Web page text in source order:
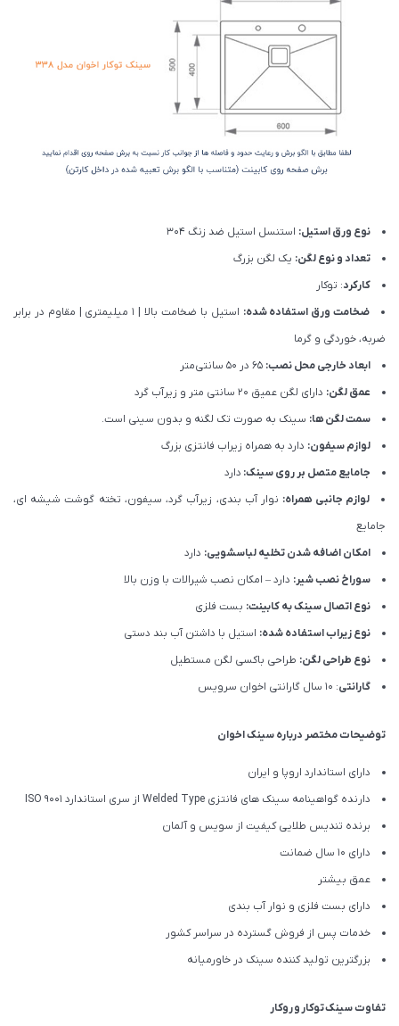
نوع ورق استیل: استنسل استیل ضد زنگ 304
تعداد و نوع لگن: یک لگن بزرگ
کارکرد: توکار
ضخامت ورق استفاده شده:
استیل با ضخامت بالا | 1 میلیمتری | مقاوم در برابر
ضربه، خوردگی و گرما
ابعاد خارجی محل نصب:
عمق لگن: دارای لگن عمیق 20 سانتی متر و زیرآب گرد
سمت لگن ها: سینک به صورت تک لگنه و بدون سینی است.
لوازم سیفون: دارد به همراه زیراب فانتزی بزرگ
جامایع متصل بر روی سینک: دارد
لوازم جانبی همراه: نوار آب بندی، زیرآب گرد، سیفون، تخته گوشت شیشه ای،
جامایع
امکان اضافه شدن تخلیه لباسشویی: دارد
سوراخ نصب شیر: دارد – امکان نصب شیرالات با وزن بالا
نوع اتصال سینک به کابینت: بست فلزی
نوع زیراب استفاده شده: استیل با داشتن آب بند دستی
نوع طراحی لگن: طراحی باکسی لگن مستطیل
گارانتی: 10 سال گارانتی اخوان سرویس
توضیحات مختصر درباره سینک اخوان
دارای استاندارد اروپا و ایران
دارنده گواهینامه سینک های فانتزی Welded Type از سری استاندارد ISO 9001
برنده تندیس طلایی کیفیت از سویس و آلمان
دارای ۱۰ سال ضمانت
عمق بیشتر
دارای بست فلزی و نوار آب بندی
خدمات پس از فروش گسترده در سراسر کشور
بزرگترین تولید کننده سینک در خاورمیانه
تفاوت سینکتوکاروروکار